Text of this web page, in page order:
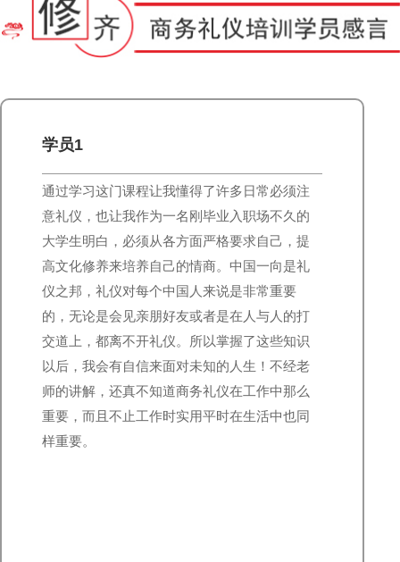
学员1
通过学习这门课程让我懂得了许多日常必须注
意礼仪，也让我作为一名刚毕业入职场不久的
大学生明白，必须从各方面严格要求自己，提
高文化修养来培养自己的情商。中国一向是礼
仪之邦，礼仪对每个中国人来说是非常重要
的，无论是会见亲朋好友或者是在人与人的打
交道上，都离不开礼仪。所以掌握了这些知识
以后，我会有自信来面对未知的人生！不经老
师的讲解，还真不知道商务礼仪在工作中那么
重要，而且不止工作时实用平时在生活中也同
样重要。